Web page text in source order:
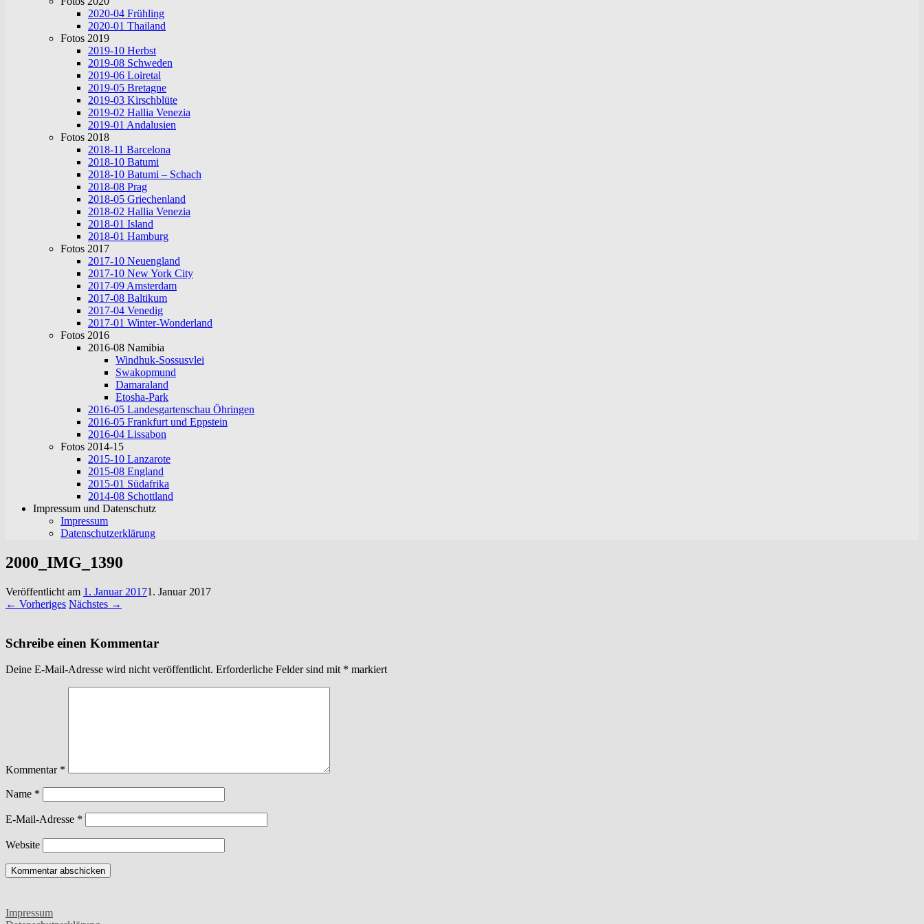
2020-04 Frühling
2020-01 Thailand
Fotos 2019
2019-10 Herbst
2019-08 Schweden
2019-06 Loiretal
2019-05 Bretagne
2019-03 Kirschblüte
2019-02 Hallia Venezia
2019-01 Andalusien
Fotos 2018
2018-11 Barcelona
2018-10 Batumi
2018-10 Batumi – Schach
2018-08 Prag
2018-05 Griechenland
2018-02 Hallia Venezia
2018-01 Island
2018-01 Hamburg
Fotos 2017
2017-10 Neuengland
2017-10 New York City
2017-09 Amsterdam
2017-08 Baltikum
2017-04 Venedig
2017-01 Winter-Wonderland
Fotos 2016
2016-08 Namibia
Windhuk-Sossusvlei
Swakopmund
Damaraland
Etosha-Park
2016-05 Landesgartenschau Öhringen
2016-05 Frankfurt und Eppstein
2016-04 Lissabon
Fotos 2014-15
2015-10 Lanzarote
2015-08 England
2015-01 Südafrika
2014-08 Schottland
Impressum und Datenschutz
Impressum
Datenschutzerklärung
2000_IMG_1390
Veröffentlicht am 1. Januar 20171. Januar 2017
← Vorheriges Nächstes →
Schreibe einen Kommentar
Deine E-Mail-Adresse wird nicht veröffentlicht. Erforderliche Felder sind mit * markiert
Kommentar *
Name *
E-Mail-Adresse *
Website
Impressum